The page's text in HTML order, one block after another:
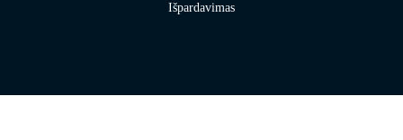
Išpardavimas